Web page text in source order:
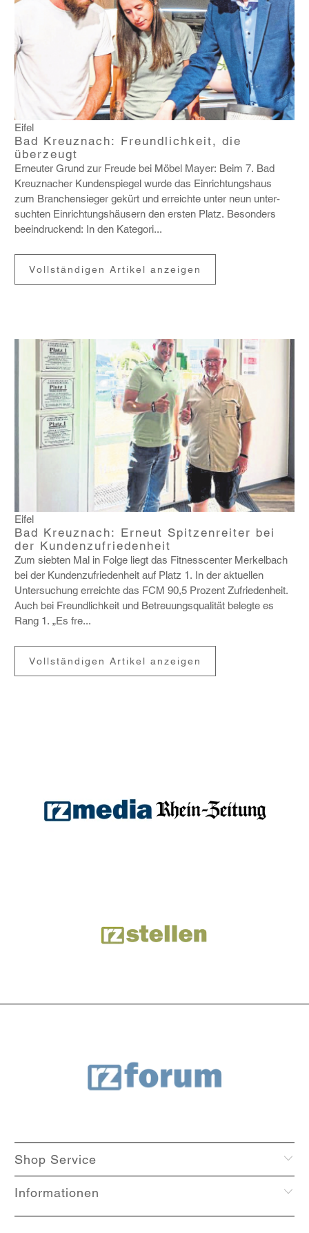
Eifel
Bad Kreuznach: Freundlichkeit, die
überzeugt
Erneuter Grund zur Freude bei Möbel Mayer: Beim 7. Bad
Kreuz­nacher Kunden­spiegel wurde das Einrich­tungs­haus
zum Bran­chen­sieger gekürt und erreichte unter neun unter­
suchten Einrich­tungs­häu­sern den ersten Platz. Beson­ders
beein­dru­ckend: In den Kate­gori...
Vollständigen Artikel anzeigen
Eifel
Bad Kreuznach: Erneut Spitzenreiter bei
der Kundenzufriedenheit
Zum siebten Mal in Folge liegt das Fitness­center Merkel­bach
bei der Kunden­zu­frie­den­heit auf Platz 1. In der aktu­ellen
Unter­su­chung erreichte das FCM 90,5 Prozent Zufrie­den­heit.
Auch bei Freund­lich­keit und Betreu­ungs­qua­lität belegte es
Rang 1. „Es fre...
Vollständigen Artikel anzeigen
Shop Service
Informationen